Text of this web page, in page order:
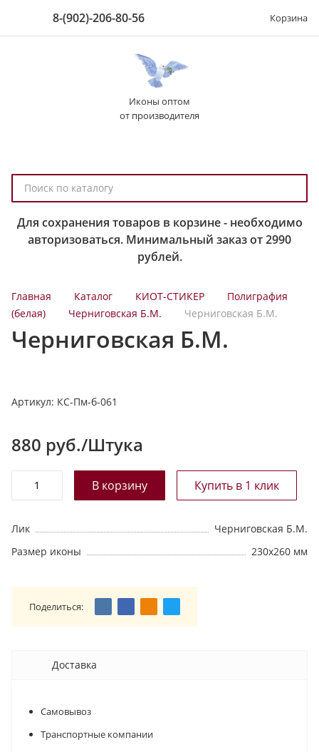
8-(902)-206-80-56 Корзина
Иконы оптом
от производителя
о
к
а
т
г
Для сохранения товаров в корзине - необходимо
авторизоваться. Минимальный заказ от 2990
рублей.
Главная Каталог КИОТ-СТИКЕР
Полиграфия
(белая)
Черниговская Б.М. Черниговская Б.М.
Черниговская Б.М.
Артикул: КС-Пм-б-061
880 руб./Штука
Лик
Черниговская Б.М.
Размер иконы
230х260 мм
Поделиться:
Доставка
Самовывоз
Транспортные компании